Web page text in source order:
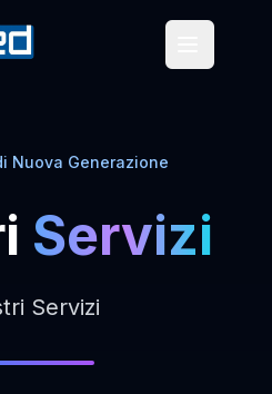
Nuova Generazione
Servizi
Servizi